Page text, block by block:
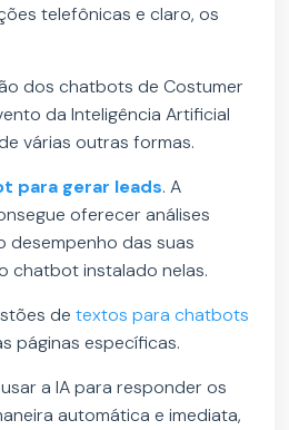
telefônicas e claro, os
dos chatbots de Costumer
da Inteligência Artificial
várias outras formas.
para gerar leads. A
oferecer análises
das suas
chatbot instalado nelas.
detextos para chatbots
páginas específicas.
a IA para responder os
automática e imediata,